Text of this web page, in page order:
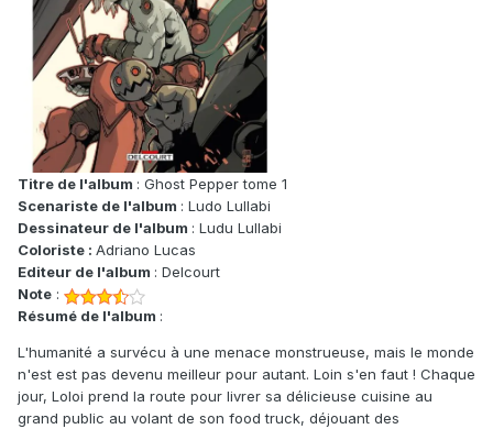
Titre de l'album : Ghost Pepper tome 1
Scenariste de l'album : Ludo Lullabi
Dessinateur de l'album : Ludu Lullabi
Coloriste : Adriano Lucas
Editeur de l'album : Delcourt
Note :
Résumé de l'album :
L'humanité a survécu à une menace monstrueuse, mais le monde
n'est est pas devenu meilleur pour autant. Loin s'en faut ! Chaque
jour, Loloi prend la route pour livrer sa délicieuse cuisine au
grand public au volant de son food truck, déjouant des